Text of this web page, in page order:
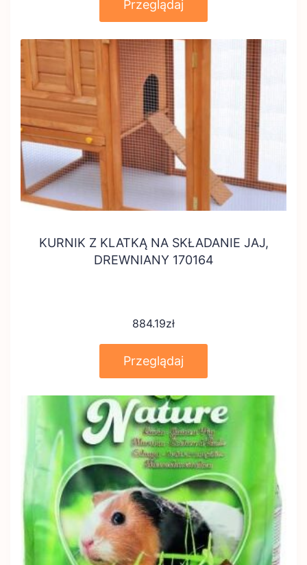
Przeglądaj
KURNIK Z KLATKĄ NA SKŁADANIE JAJ,
DREWNIANY 170164
884.19zł
Przeglądaj